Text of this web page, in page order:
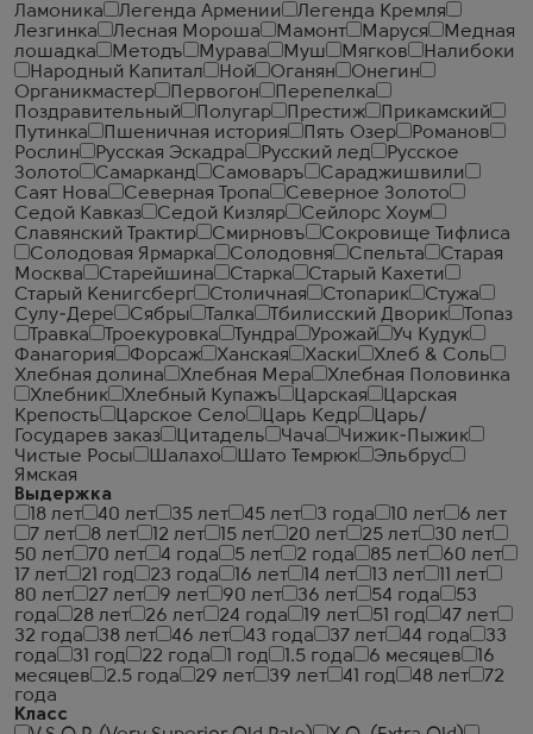
Ламоника
Легенда Армении
Легенда Кремля
Лезгинка
Лесная Мороша Мамонт Маруся
Медная
лошадка
Методъ Мурава Муш Мягков
Налибоки
Народный Капитал
Ной Оганян
Онегин
Органикмастер
Первогон
Перепелка
Поздравительный
Полугар Престиж
Прикамский
Путинка
Пшеничная история Пять Озер
Романов
Рослин
Русская Эскадра Русский лед
Русское
Золото
Самарканд Самоваръ
Сараджишвили
Саят Нова
Северная Тропа
Северное Золото
Седой Кавказ
Седой Кизляр
Сейлорс Хоум
Славянский Трактир
Смирновъ
Сокровище Тифлиса
Солодовая Ярмарка
Солодовня Спельта
Старая
Москва
Старейшина Старка
Старый Кахети
Старый Кенигсберг
Столичная Стопарик
Стужа
Сулу-Дере
Сябры Талка Тбилисский Дворик
Топаз
Травка
Троекуровка Тундра Урожай
Уч Кудук
Фанагория
Форсаж Ханская Хаски
Хлеб & Соль
Хлебная долина
Хлебная Мера
Хлебная Половинка
Хлебник
Хлебный Купажъ Царская
Царская
Крепость
Царское Село Царь Кедр
Царь/
Государев заказ
Цитадель Чача
Чижик-Пыжик
Чистые Росы
Шалахо Шато Темрюк
Эльбрус
Ямская
Выдержка
18 лет
40 лет 35 лет 45 лет 3 года 10 лет
6 лет
7 лет
8 лет 12 лет 15 лет 20 лет 25 лет
30 лет
50 лет
70 лет 4 года 5 лет 2 года 85 лет
60 лет
17 лет
21 год 23 года 16 лет 14 лет 13 лет
11 лет
80 лет
27 лет 9 лет 90 лет 36 лет 54 года
53
года
28 лет 26 лет 24 года 19 лет 51 год
47 лет
32 года
38 лет 46 лет 43 года 37 лет 44 года
33
года
31 год 22 года 1 год 1.5 года 6 месяцев
16
месяцев
2.5 года 29 лет 39 лет 41 год 48 лет
72
года
Класс